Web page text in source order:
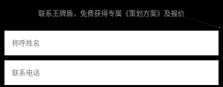
联系王牌盾，免费获得专属《策划方案》及报价